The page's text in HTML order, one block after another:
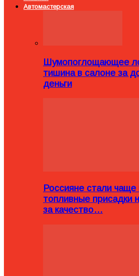
Автомастерская
Шумопоглощающее
тишина в салоне за
деньги
Россияне стали чаще
топливные присадки
за качество…